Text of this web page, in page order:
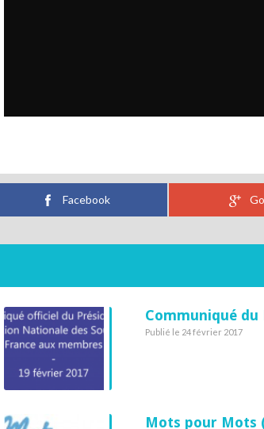
Facebook
Communiqué du
Publié le 24 février 2017
Mots pour Mots